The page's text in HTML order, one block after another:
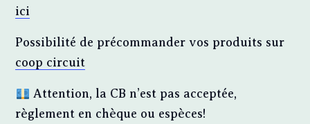
ici
Possibilité de précommander vos produits sur
coop circuit
Attention, la CB n’est pas acceptée,
règlement en chèque ou espèces!